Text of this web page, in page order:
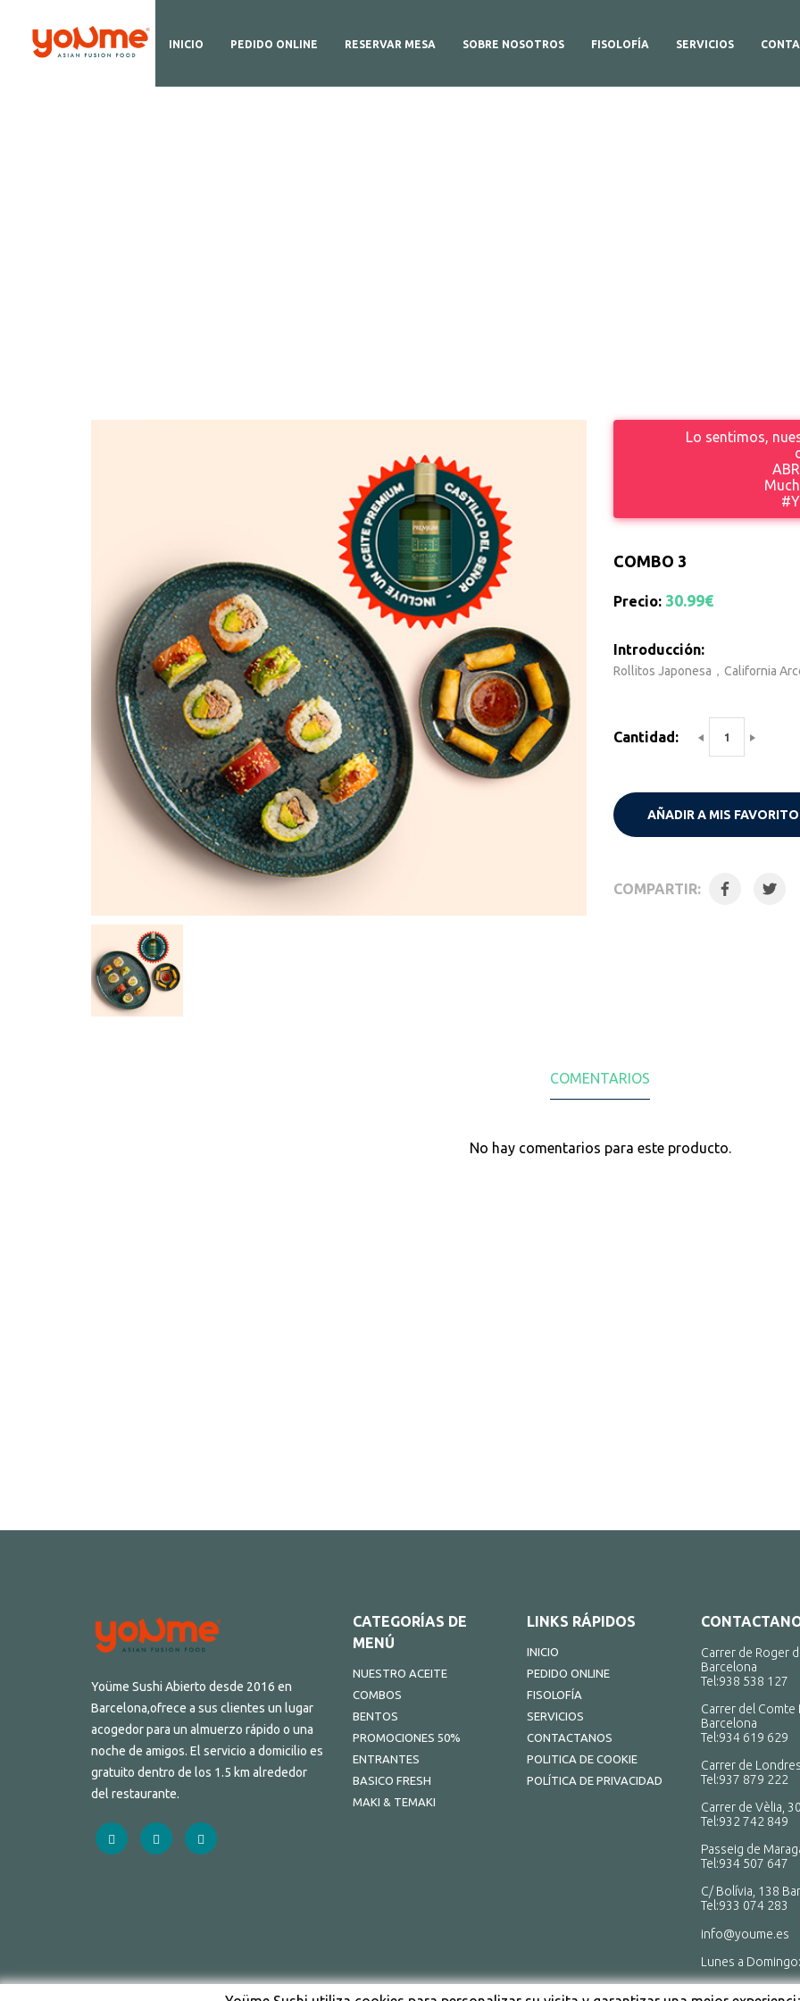
INICIO PEDIDO ONLINE RESERVAR MESA SOBRE NOSOTROS FISOLOFÍA SERVICIOS
Lo sentimos,
COMBO 3
Precio: 30.99€
Introducción:
Rollitos Japonesa，California
Cantidad:
AÑADIR A MIS
COMPARTIR:
COMENTARIOS
No hay comentarios para este producto.
Yoüme Sushi Abierto desde 2016 en
Barcelona,ofrece a sus clientes un lugar
acogedor para un almuerzo rápido o una
noche de amigos. El servicio a domicilio es
gratuito dentro de los 1.5 km alrededor
del restaurante.
CATEGORÍAS DE
MENÚ
NUESTRO ACEITE
COMBOS
BENTOS
PROMOCIONES 50%
ENTRANTES
BASICO FRESH
MAKI & TEMAKI
LINKS RÁPIDOS
INICIO
PEDIDO ONLINE
FISOLOFÍA
SERVICIOS
CONTACTANOS
POLITICA DE COOKIE
POLÍTICA DE PRIVACIDAD
Carrer de Roger
Barcelona
Tel:938 538 127
Carrer del Comte
Barcelona
Tel:934 619 629
Carrer de
Tel:937 879 222
Carrer de Vèlia,
Tel:932 742 849
Passeig de
Tel:934 507 647
C/ Bolívia, 138
Tel:933 074 283
info@youme.es
Lunes a